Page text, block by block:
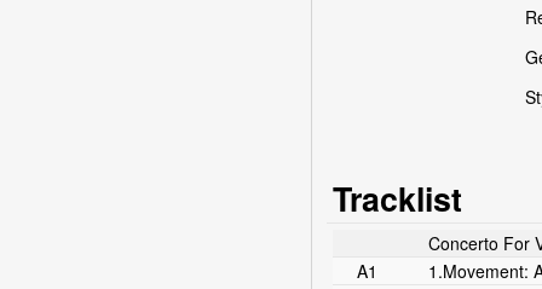
Tracklist
Concerto For
A1
1.Movement: